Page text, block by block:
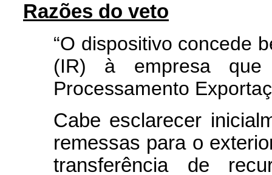
Razões do veto
“O dispositivo concede
(IR) à empresa
Processamento
Cabe esclarecer
remessas para o
transferência de